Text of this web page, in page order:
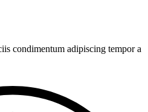
condimentum adipiscing tempor a